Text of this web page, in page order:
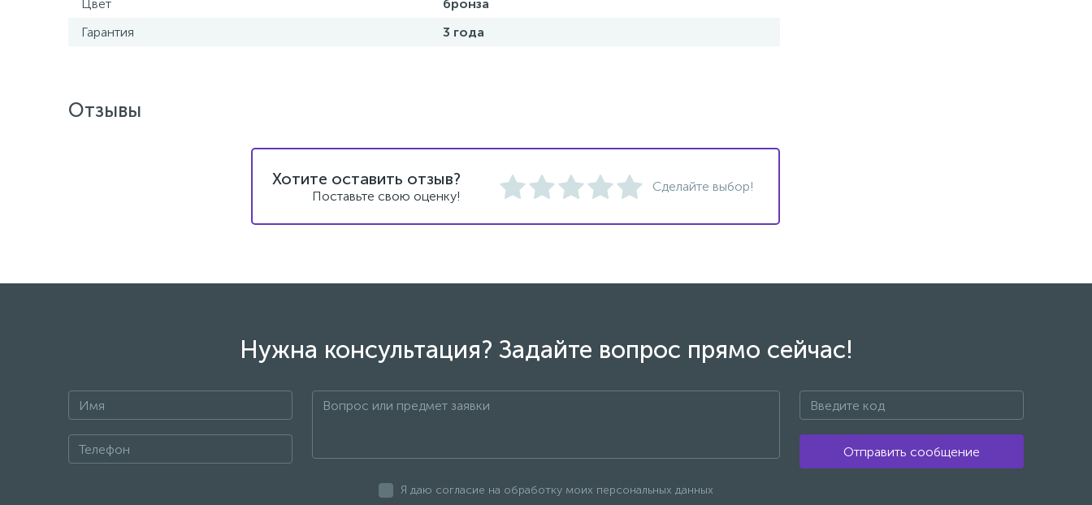
Цвет
бронза
Гарантия
3 года
Отзывы
Хотите оставить отзыв?
Поставьте свою оценку!
Сделайте выбор!
Нужна консультация? Задайте вопрос прямо сейчас!
+7 Отправить сообщение
Я даю согласие на обработку моих персональных данных